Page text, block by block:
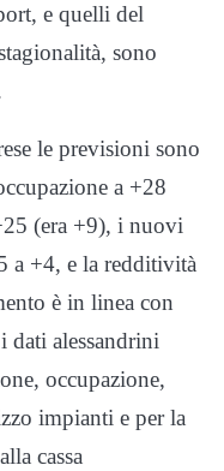
e quelli del
sono
le previsioni sono
a +28
(era +9), i nuovi
a +4, e la redditività
è in linea con
dati alessandrini
occupazione,
impianti e per la
cassa